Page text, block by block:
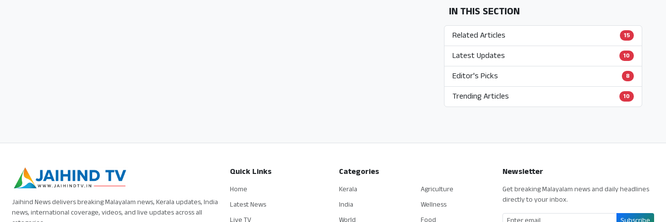
IN THIS SECTION
Related Articles 15
Latest Updates 10
Editor's Picks 8
Trending Articles 10
Jaihind News delivers breaking Malayalam news, Kerala updates, India
news, international coverage, videos, and live updates across all
Quick Links
Home
Latest News
Live TV
Categories
Kerala
India
World
Agriculture
Wellness
Food
Newsletter
Get breaking Malayalam news and daily headlines
directly to your inbox.